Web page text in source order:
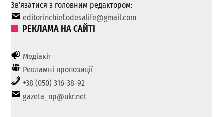
Зв’язатися з головним редактором:
editorinchief.odesalife@gmail.com
РЕКЛАМА НА САЙТІ
Медіакіт
Рекламні пропозиції
+38 (050) 316-38-92
gazeta_np@ukr.net